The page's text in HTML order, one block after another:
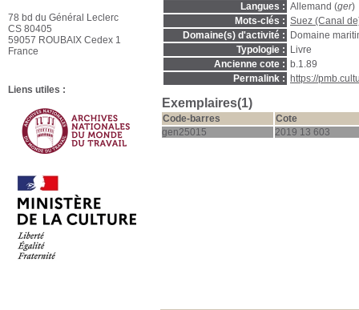
Langues : Allemand (ger)
Mots-clés : Suez (Canal
Domaine(s) d'activité :
Domaine
Typologie :
Livre
Ancienne cote : b.1.89
Permalink :
https://
Exemplaires(1)
Code-barres
Cote
gen25015
2019 13 603
78 bd du Général Leclerc
CS 80405
59057 ROUBAIX Cedex 1
France
Liens utiles :